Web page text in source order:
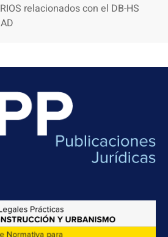
relacionados con el DB-HS